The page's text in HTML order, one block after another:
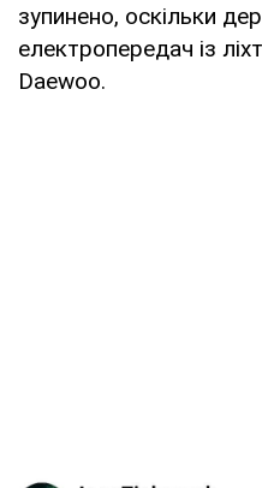
зупинено, оскільки
електропередач із
Daewoo.